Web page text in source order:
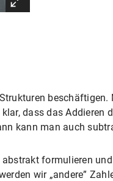
dass das Addieren
kann man auch
abstrakt formulieren
wir „andere”